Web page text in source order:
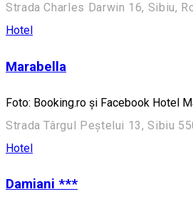
Strada Charles Darwin 16, Sibiu,
Hotel
Marabella
Foto: Booking.ro și Facebook Hotel
Strada Târgul Peștelui 13, Sibiu
Hotel
Damiani ***